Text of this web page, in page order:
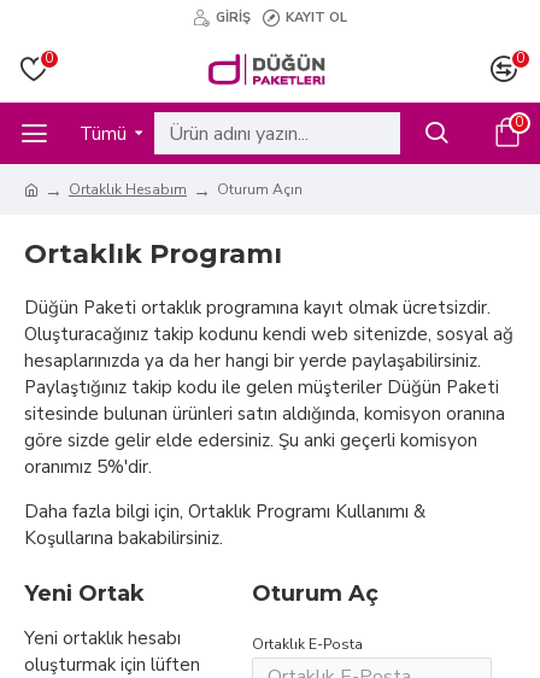
GIRIŞ KAYIT OL
0 0
Tümü 0
Ortaklık Hesabım Oturum Açın
Ortaklık Programı
Düğün Paketi ortaklık programına kayıt olmak ücretsizdir.
Oluşturacağınız takip kodunu kendi web sitenizde, sosyal ağ
hesaplarınızda ya da her hangi bir yerde paylaşabilirsiniz.
Paylaştığınız takip kodu ile gelen müşteriler Düğün Paketi
sitesinde bulunan ürünleri satın aldığında, komisyon oranına
göre sizde gelir elde edersiniz. Şu anki geçerli komisyon
oranımız 5%'dir.
Daha fazla bilgi için, Ortaklık Programı Kullanımı &
Koşullarına bakabilirsiniz.
Yeni Ortak
Yeni ortaklık hesabı
oluşturmak için lüften
Oturum Aç
Ortaklık E-Posta